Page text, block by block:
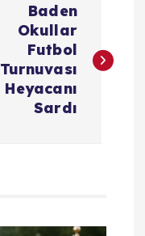
Baden
Okullar
Futbol
Turnuvası
Heyacanı
Sardı